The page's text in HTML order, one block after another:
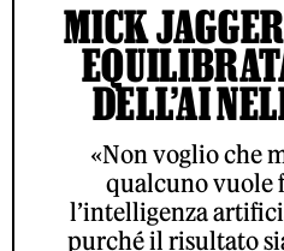
MICK
DELL’AI
«Non voglio che
qualcuno vuole
l’intelligenza
purché il risultato